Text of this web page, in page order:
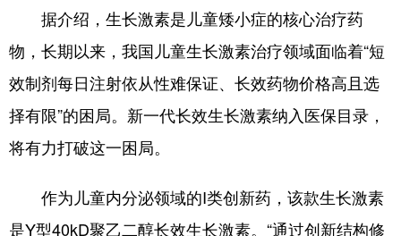
会展 彩票 娱乐 时尚
亚太网 上市公司 投教基地
据介绍，生长激素是儿童矮小症的核心治疗药
物，长期以来，我国儿童生长激素治疗领域面临着“短
效制剂每日注射依从性难保证、长效药物价格高且选
择有限”的困局。新一代长效生长激素纳入医保目录，
将有力打破这一困局。
作为儿童内分泌领域的I类创新药，该款生长激素
是Y型40kD聚乙二醇长效生长激素。“通过创新结构修